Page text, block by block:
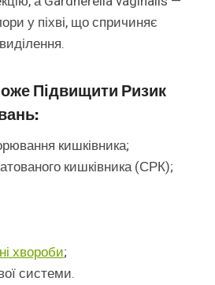
у піхві, що спричиняє
Підвищити Ризик
кишківника;
кишківника (СРК);
хвороби;
системи.